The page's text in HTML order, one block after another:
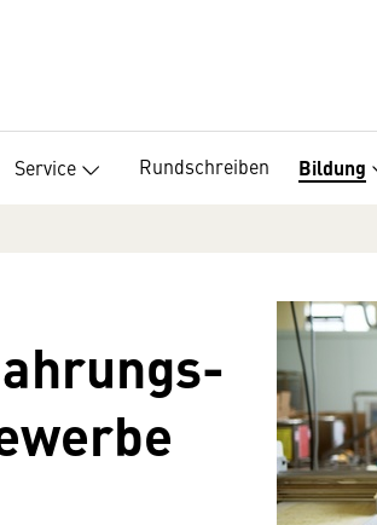
Service Rundschreiben Bildung